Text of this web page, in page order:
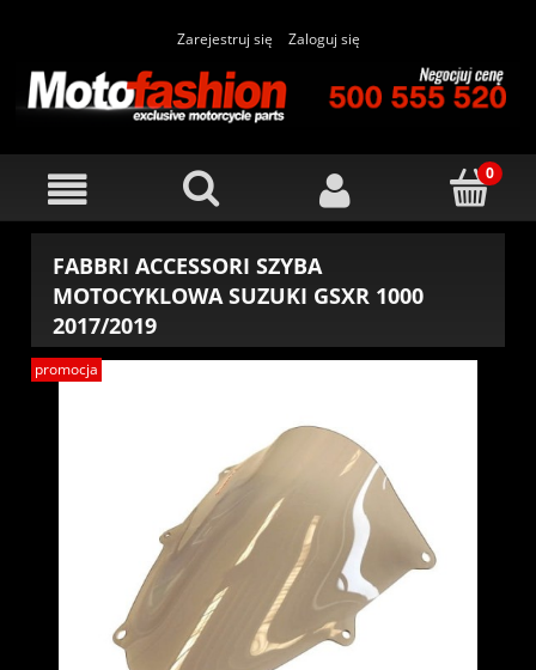
Zarejestruj się Zaloguj się
FABBRI ACCESSORI SZYBA
MOTOCYKLOWA SUZUKI GSXR 1000
2017/2019
promocja